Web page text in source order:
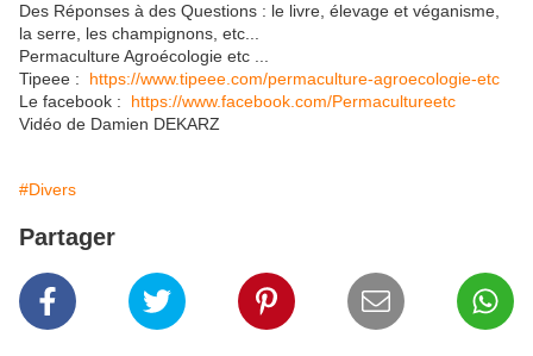
Des Réponses à des Questions : le livre, élevage et véganisme,
la serre, les champignons, etc...
Permaculture Agroécologie etc ...
Tipeee : https://www.tipeee.com/permaculture-agroecologie-etc
Le facebook : https://www.facebook.com/Permacultureetc
Vidéo de Damien DEKARZ
#Divers
Partager